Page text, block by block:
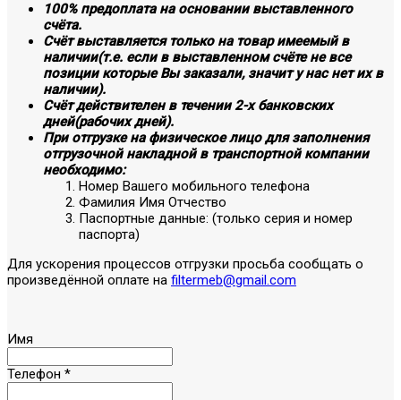
100% предоплата на основании выставленного
счёта.
Счёт выставляется только на товар имеемый в
наличии(т.е. если в выставленном счёте не все
позиции которые Вы заказали, значит у нас нет их в
наличии).
Счёт действителен в течении 2-х банковских
дней(рабочих дней).
При отгрузке на физическое лицо для заполнения
отгрузочной накладной в транспортной компании
необходимо:
Номер Вашего мобильного телефона
Фамилия Имя Отчество
Паспортные данные: (только серия и номер
паспорта)
Для ускорения процессов отгрузки просьба сообщать о
произведённой оплате на filtermeb@gmail.com
Имя
Телефон *